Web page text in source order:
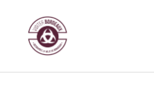
contenu